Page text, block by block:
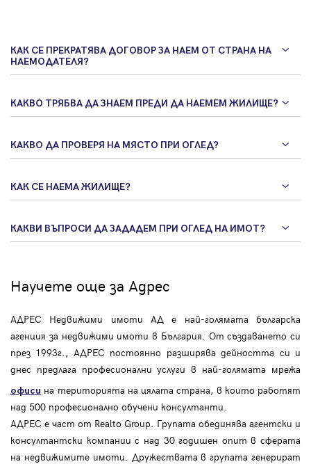
КАК СЕ ПРЕКРАТЯВА ДОГОВОР ЗА НАЕМ ОТ СТРАНА НА
НАЕМОДАТЕЛЯ?
КАКВО ТРЯБВА ДА ЗНАЕМ ПРЕДИ ДА НАЕМЕМ ЖИЛИЩЕ?
КАКВО ДА ПРОВЕРЯ НА МЯСТО ПРИ ОГЛЕД?
КАК СЕ НАЕМА ЖИЛИЩЕ?
КАКВИ ВЪПРОСИ ДА ЗАДАДЕМ ПРИ ОГЛЕД НА ИМОТ?
Научете още за Адрес
АДРЕС Недвижими имоти АД е най-голямата българска
агенция за недвижими имоти в България. От създаването си
през 1993г., АДРЕС постоянно разширява дейността си и
днес предлага професионални услуги в най-голямата мрежа
офиси на територията на цялата страна, в които работят
над 500 професионално обучени консултанти.
АДРЕС е част от Realto Group. Групата обединява агентски и
консултантски компании с над 30 годишен опит в сферата
на недвижимите имоти. Дружествата в групата генерират